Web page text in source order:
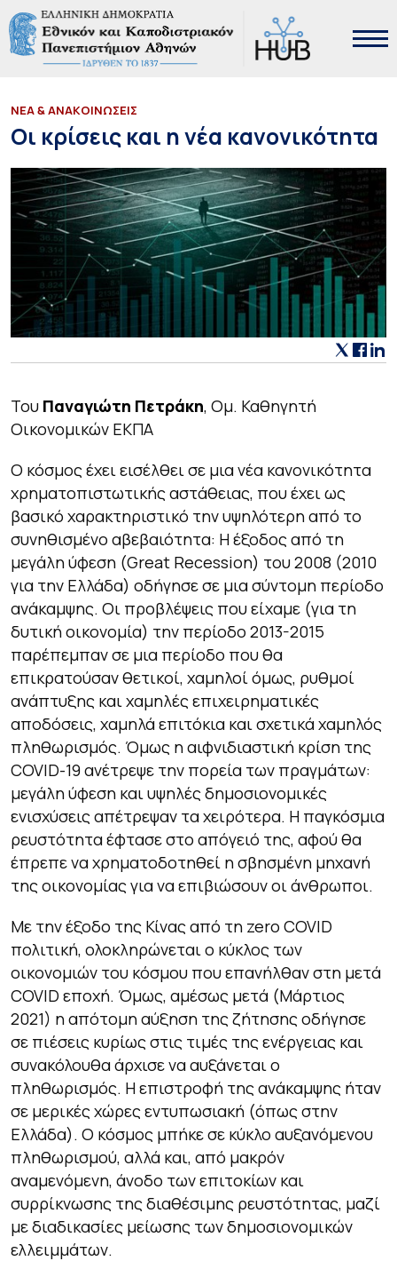
ΝΕΑ & ΑΝΑΚΟΙΝΩΣΕΙΣ
Οι κρίσεις και η νέα κανονικότητα
Του Παναγιώτη Πετράκη, Ομ. Καθηγητή
Οικονομικών ΕΚΠΑ
Ο κόσμος έχει εισέλθει σε μια νέα κανονικότητα
χρηματοπιστωτικής αστάθειας, που έχει ως
βασικό χαρακτηριστικό την υψηλότερη από το
συνηθισμένο αβεβαιότητα: Η έξοδος από τη
μεγάλη ύφεση (Great Recession) του 2008 (2010
για την Ελλάδα) οδήγησε σε μια σύντομη περίοδο
ανάκαμψης. Οι προβλέψεις που είχαμε (για τη
δυτική οικονομία) την περίοδο 2013-2015
παρέπεμπαν σε μια περίοδο που θα
επικρατούσαν θετικοί, χαμηλοί όμως, ρυθμοί
ανάπτυξης και χαμηλές επιχειρηματικές
αποδόσεις, χαμηλά επιτόκια και σχετικά χαμηλός
πληθωρισμός. Όμως η αιφνιδιαστική κρίση της
COVID-19 ανέτρεψε την πορεία των πραγμάτων:
μεγάλη ύφεση και υψηλές δημοσιονομικές
ενισχύσεις απέτρεψαν τα χειρότερα. Η παγκόσμια
ρευστότητα έφτασε στο απόγειό της, αφού θα
έπρεπε να χρηματοδοτηθεί η σβησμένη μηχανή
της οικονομίας για να επιβιώσουν οι άνθρωποι.
Με την έξοδο της Κίνας από τη zero COVID
πολιτική, ολοκληρώνεται ο κύκλος των
οικονομιών του κόσμου που επανήλθαν στη μετά
COVID εποχή. Όμως, αμέσως μετά (Μάρτιος
2021) η απότομη αύξηση της ζήτησης οδήγησε
σε πιέσεις κυρίως στις τιμές της ενέργειας και
συνακόλουθα άρχισε να αυξάνεται ο
πληθωρισμός. Η επιστροφή της ανάκαμψης ήταν
σε μερικές χώρες εντυπωσιακή (όπως στην
Ελλάδα). Ο κόσμος μπήκε σε κύκλο αυξανόμενου
πληθωρισμού, αλλά και, από μακρόν
αναμενόμενη, άνοδο των επιτοκίων και
συρρίκνωσης της διαθέσιμης ρευστότητας, μαζί
με διαδικασίες μείωσης των δημοσιονομικών
ελλειμμάτων.